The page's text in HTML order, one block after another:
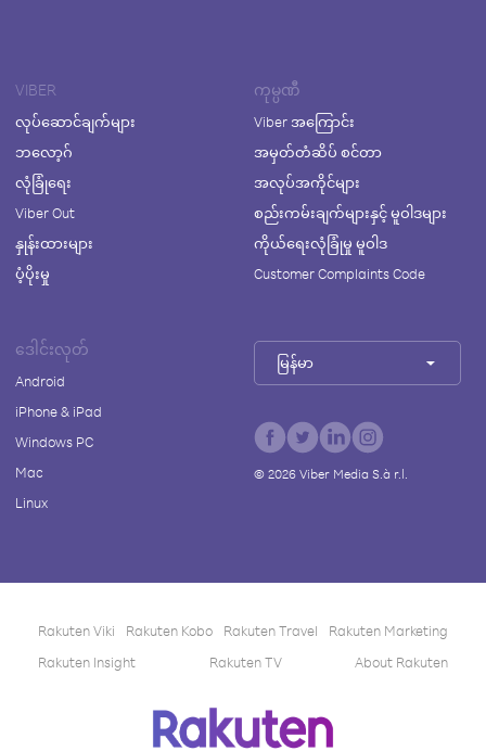
VIBER
လုပ်ဆောင်ချက်များ
ဘလော့ဂ်
လုံခြုံရေး
Viber Out
နှုန်းထားများ
ပံ့ပိုးမှု
ကုမ္ပဏီ
Viber အကြောင်း
အမှတ်တံဆိပ် စင်တာ
အလုပ်အကိုင်များ
စည်းကမ်းချက်များနှင့် မူဝါဒများ
ကိုယ်ရေးလုံခြုံမှု မူဝါဒ
Customer Complaints Code
ဒေါင်းလုတ်
Android
iPhone & iPad
Windows PC
Mac
Linux
မြန်မာ
© 2026Viber Media S.à r.l.
Rakuten Viki Rakuten Kobo Rakuten Travel
Rakuten Marketing
Rakuten Insight
Rakuten TV About Rakuten